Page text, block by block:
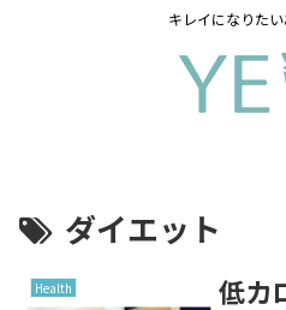
キレイになりた
ダイエット
Health
低カ